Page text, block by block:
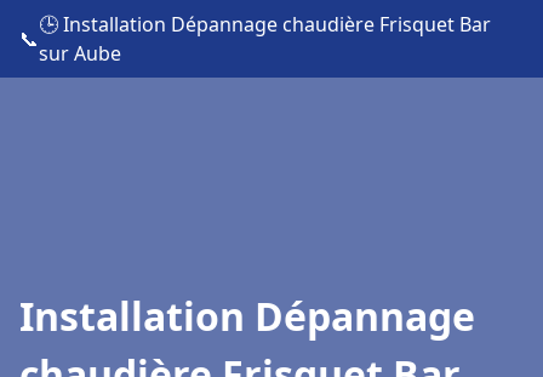
📞
🕒 Installation Dépannage chaudière Frisquet Bar
sur Aube
Installation Dépannage